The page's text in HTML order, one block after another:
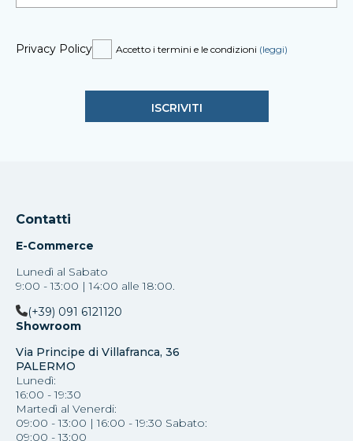
Privacy Policy Accetto i termini e le condizioni (leggi)
Contatti
E-Commerce
Lunedì al Sabato
9:00 - 13:00 | 14:00 alle 18:00.
(+39) 091 6121120
Showroom
Via Principe di Villafranca, 36
PALERMO
Lunedì:
16:00 - 19:30
Martedì al Venerdi:
09:00 - 13:00 | 16:00 - 19:30 Sabato:
09:00 - 13:00